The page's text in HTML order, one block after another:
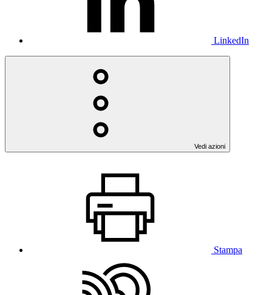
LinkedIn
Vedi azioni
Stampa